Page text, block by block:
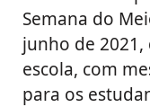
Semana do
junho de
escola, com
para os